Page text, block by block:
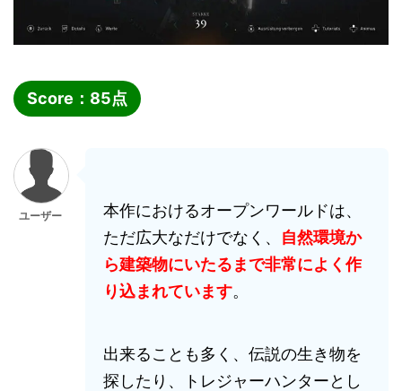
Score： 85点
ユーザー
本作におけるオープンワールドは、
ただ広大なだけでなく、 自然環境か
ら建築物にいたるまで非常によく作
り込まれています。
出来ることも多く、伝説の生き物を
探したり、トレジャーハンターとし